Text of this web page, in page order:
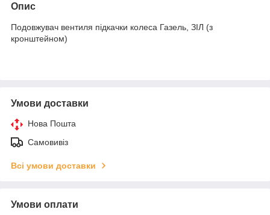
Опис
Подовжувач вентиля підкачки колеса Газель, ЗІЛ (з
кронштейном)
Умови доставки
Нова Пошта
Самовивіз
Всі умови доставки
Умови оплати